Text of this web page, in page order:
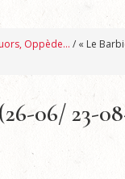
Oppède… / « Le
06/ 23-